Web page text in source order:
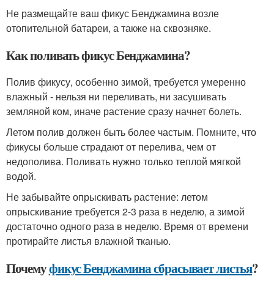
Не размещайте ваш фикус Бенджамина возле
отопительной батареи, а также на сквозняке.
Как поливать фикус Бенджамина?
Полив фикусу, особенно зимой, требуется умеренно
влажный - нельзя ни переливать, ни засушивать
земляной ком, иначе растение сразу начнет болеть.
Летом полив должен быть более частым. Помните, что
фикусы больше страдают от перелива, чем от
недополива. Поливать нужно только теплой мягкой
водой.
Не забывайте опрыскивать растение: летом
опрыскивание требуется 2-3 раза в неделю, а зимой
достаточно одного раза в неделю. Время от времени
протирайте листья влажной тканью.
Почемуфикус Бенджамина сбрасывает листья?